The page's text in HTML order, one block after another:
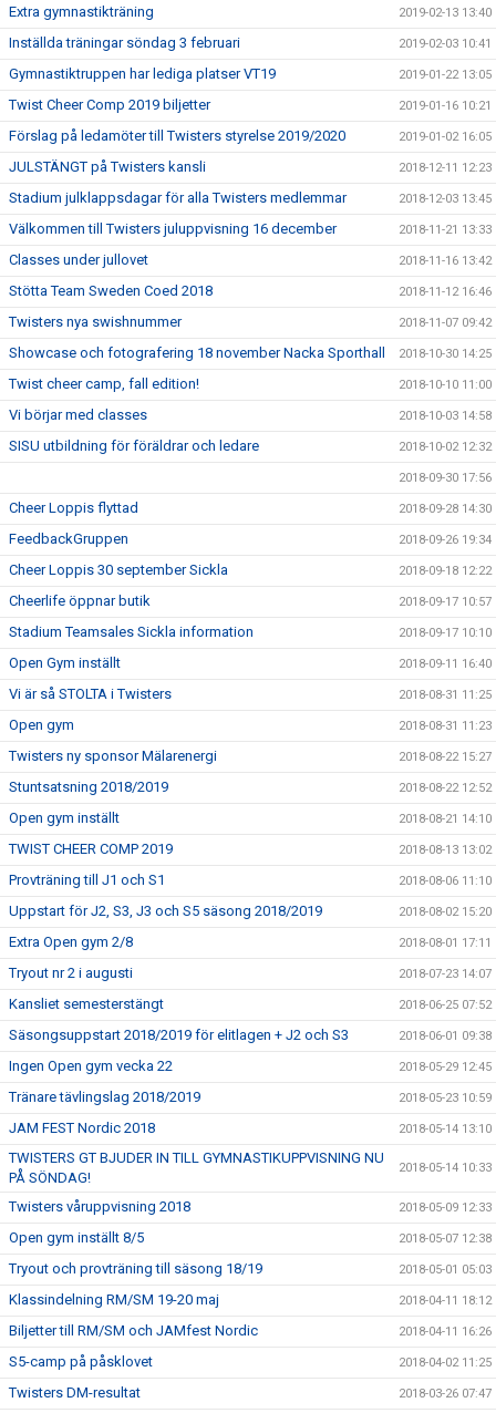
Extra gymnastikträning 2019-02-13 13:40
Inställda träningar söndag 3 februari 2019-02-03 10:41
Gymnastiktruppen har lediga platser VT19 2019-01-22 13:05
Twist Cheer Comp 2019 biljetter 2019-01-16 10:21
Förslag på ledamöter till Twisters styrelse 2019/2020 2019-01-02 16:05
JULSTÄNGT på Twisters kansli 2018-12-11 12:23
Stadium julklappsdagar för alla Twisters medlemmar 2018-12-03 13:45
Välkommen till Twisters juluppvisning 16 december 2018-11-21 13:33
Classes under jullovet 2018-11-16 13:42
Stötta Team Sweden Coed 2018 2018-11-12 16:46
Twisters nya swishnummer 2018-11-07 09:42
Showcase och fotografering 18 november Nacka Sporthall 2018-10-30 14:25
Twist cheer camp, fall edition! 2018-10-10 11:00
Vi börjar med classes 2018-10-03 14:58
SISU utbildning för föräldrar och ledare 2018-10-02 12:32
2018-09-30 17:56
Cheer Loppis flyttad 2018-09-28 14:30
FeedbackGruppen 2018-09-26 19:34
Cheer Loppis 30 september Sickla 2018-09-18 12:22
Cheerlife öppnar butik 2018-09-17 10:57
Stadium Teamsales Sickla information 2018-09-17 10:10
Open Gym inställt 2018-09-11 16:40
Vi är så STOLTA i Twisters 2018-08-31 11:25
Open gym 2018-08-31 11:23
Twisters ny sponsor Mälarenergi 2018-08-22 15:27
Stuntsatsning 2018/2019 2018-08-22 12:52
Open gym inställt 2018-08-21 14:10
TWIST CHEER COMP 2019 2018-08-13 13:02
Provträning till J1 och S1 2018-08-06 11:10
Uppstart för J2, S3, J3 och S5 säsong 2018/2019 2018-08-02 15:20
Extra Open gym 2/8 2018-08-01 17:11
Tryout nr 2 i augusti 2018-07-23 14:07
Kansliet semesterstängt 2018-06-25 07:52
Säsongsuppstart 2018/2019 för elitlagen + J2 och S3 2018-06-01 09:38
Ingen Open gym vecka 22 2018-05-29 12:45
Tränare tävlingslag 2018/2019 2018-05-23 10:59
JAM FEST Nordic 2018 2018-05-14 13:10
TWISTERS GT BJUDER IN TILL GYMNASTIKUPPVISNING NU
PÅ SÖNDAG!
2018-05-14 10:33
Twisters våruppvisning 2018 2018-05-09 12:33
Open gym inställt 8/5 2018-05-07 12:38
Tryout och provträning till säsong 18/19 2018-05-01 05:03
Klassindelning RM/SM 19-20 maj 2018-04-11 18:12
Biljetter till RM/SM och JAMfest Nordic 2018-04-11 16:26
S5-camp på påsklovet 2018-04-02 11:25
Twisters DM-resultat 2018-03-26 07:47